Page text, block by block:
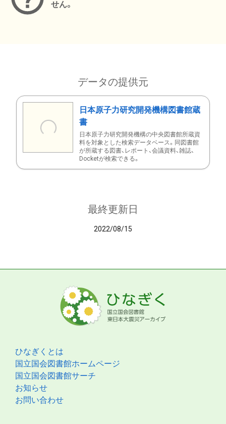
せん。
データの提供元
日本原子力研究開発機構図書館蔵
書
日本原子力研究開発機構の中央図書館所蔵資
料を対象とした検索データベース。同図書館
が所蔵する図書、レポート、会議資料、雑誌、
Docketが検索できる。
最終更新日
2022/08/15
ひなぎくとは
国立国会図書館ホームページ
国立国会図書館サーチ
お知らせ
お問い合わせ